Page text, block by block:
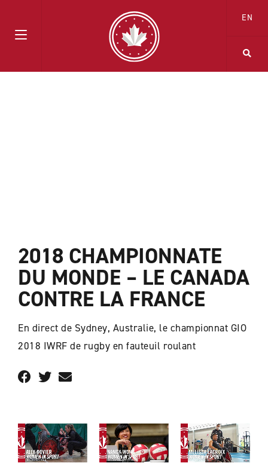
EN
2018 CHAMPIONNATE
DU MONDE – LE CANADA
CONTRE LA FRANCE
En direct de Sydney, Australie, le championnat GIO
2018 IWRF de rugby en fauteuil roulant